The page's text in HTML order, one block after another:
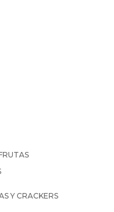
Y CRACKERS